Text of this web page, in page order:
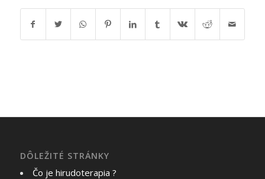
DÔLEŽITÉ STRÁNKY
Čo je hirudoterapia ?